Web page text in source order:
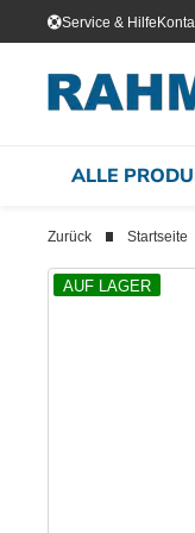
Service & Hilfe
ALLE
Zurück Startseite
AUF LAGER